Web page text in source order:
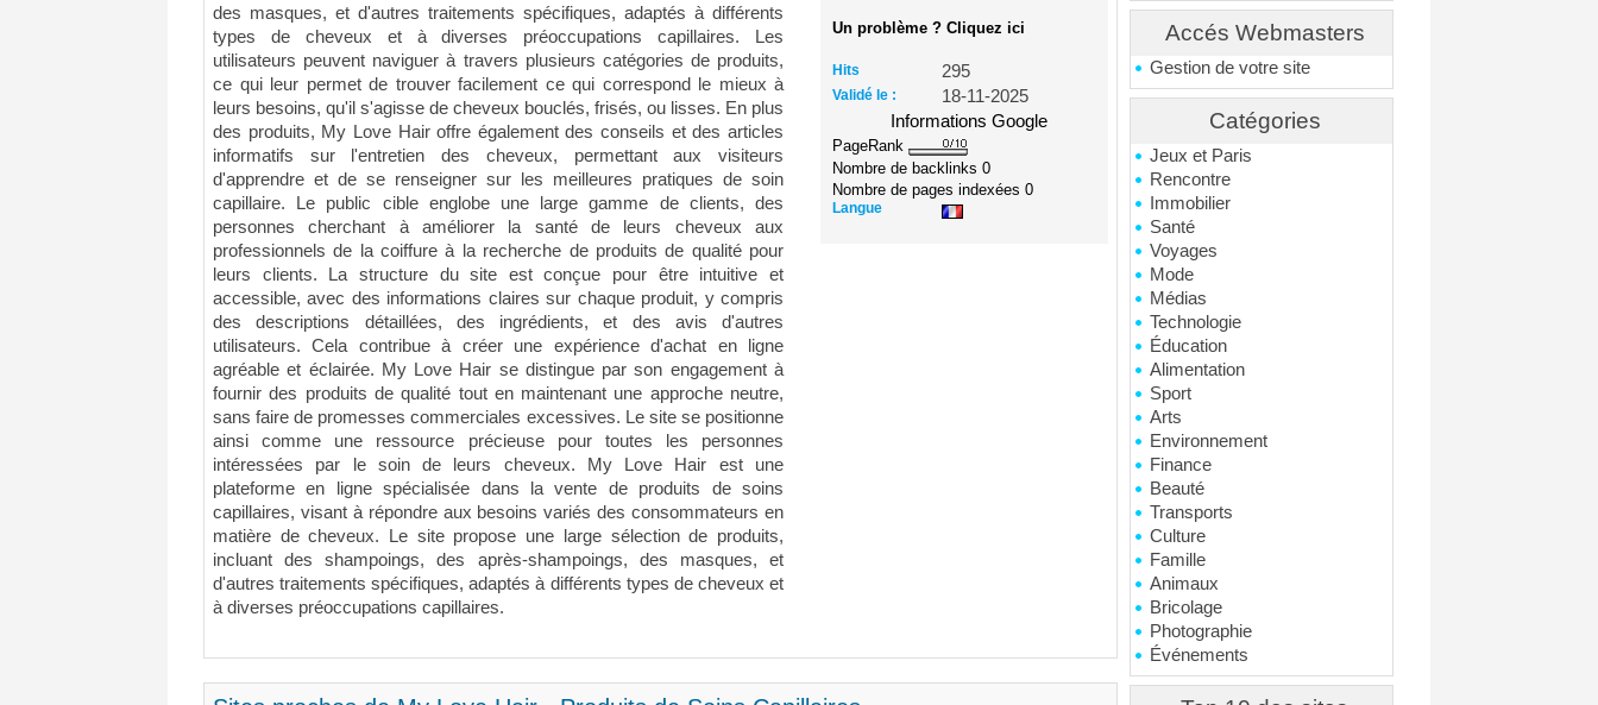
Accés Webmasters
Gestion de votre site
Catégories
Jeux et Paris
Rencontre
Immobilier
Santé
Voyages
Mode
Médias
Technologie
Éducation
Alimentation
Sport
Arts
Environnement
Finance
Beauté
Transports
Culture
Famille
Animaux
Bricolage
Photographie
Événements
des masques, et d'autres traitements spécifiques, adaptés à différents
types de cheveux et à diverses préoccupations capillaires. Les
utilisateurs peuvent naviguer à travers plusieurs catégories de produits,
ce qui leur permet de trouver facilement ce qui correspond le mieux à
leurs besoins, qu'il s'agisse de cheveux bouclés, frisés, ou lisses. En plus
des produits, My Love Hair offre également des conseils et des articles
informatifs sur l'entretien des cheveux, permettant aux visiteurs
d'apprendre et de se renseigner sur les meilleures pratiques de soin
capillaire. Le public cible englobe une large gamme de clients, des
personnes cherchant à améliorer la santé de leurs cheveux aux
professionnels de la coiffure à la recherche de produits de qualité pour
leurs clients. La structure du site est conçue pour être intuitive et
accessible, avec des informations claires sur chaque produit, y compris
des descriptions détaillées, des ingrédients, et des avis d'autres
utilisateurs. Cela contribue à créer une expérience d'achat en ligne
agréable et éclairée. My Love Hair se distingue par son engagement à
fournir des produits de qualité tout en maintenant une approche neutre,
sans faire de promesses commerciales excessives. Le site se positionne
ainsi comme une ressource précieuse pour toutes les personnes
intéressées par le soin de leurs cheveux. My Love Hair est une
plateforme en ligne spécialisée dans la vente de produits de soins
capillaires, visant à répondre aux besoins variés des consommateurs en
matière de cheveux. Le site propose une large sélection de produits,
incluant des shampoings, des après-shampoings, des masques, et
d'autres traitements spécifiques, adaptés à différents types de cheveux et
à diverses préoccupations capillaires.
Un problème ? Cliquez ici
Hits 295
Validé le :
18-11-2025
Informations Google
PageRank
Nombre de backlinks0
Nombre de pages indexées0
Langue